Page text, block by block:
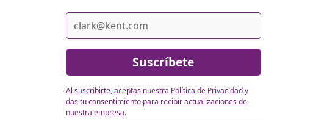
Al suscribirte, aceptas nuestra Política de Privacidad y
das tu consentimiento para recibir actualizaciones de
nuestra empresa.